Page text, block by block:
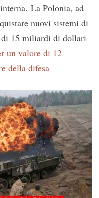
La Polonia, ad
nuovi sistemi di
di 15 miliardi di dollari
un valore di 12
della difesa